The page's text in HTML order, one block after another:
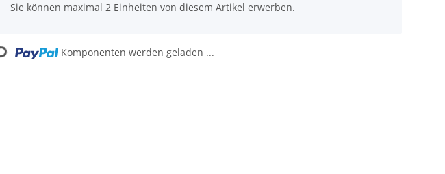
Sie können maximal 2 Einheiten von diesem Artikel erwerben.
Komponenten werden geladen ...